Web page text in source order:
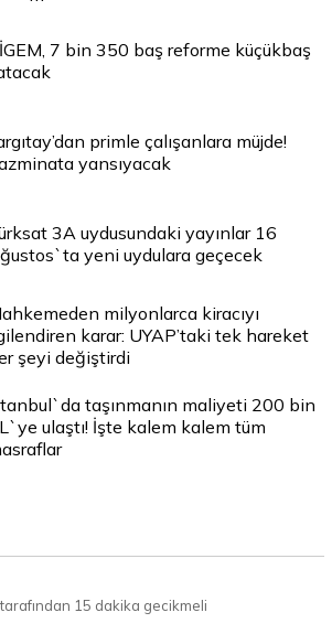
7 bin 350 baş reforme küçükbaş
primle çalışanlara müjde!
yansıyacak
3A uydusundaki yayınlar 16
yeni uydulara geçecek
milyonlarca kiracıyı
karar: UYAP’taki tek hareket
şeyi değiştirdi
taşınmanın maliyeti 200 bin
ulaştı! İşte kalem kalem tüm
15 dakika gecikmeli